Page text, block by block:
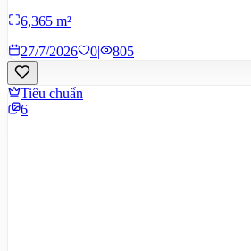
6,365 m²
27/7/2026
0| 805
Tiêu chuẩn
6